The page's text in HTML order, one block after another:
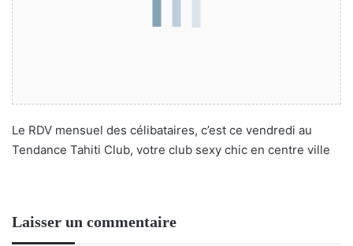
Le RDV mensuel des célibataires, c’est ce vendredi au
Tendance Tahiti Club, votre club sexy chic en centre ville
Laisser un commentaire